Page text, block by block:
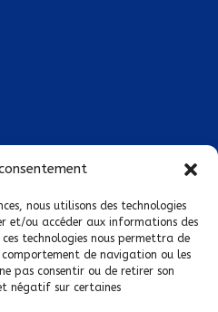
nous utilisons des technologies
et/ou accéder aux informations des
technologies nous permettra de
de navigation ou les
pas consentir ou de retirer son
négatif sur certaines
·e !
vous !